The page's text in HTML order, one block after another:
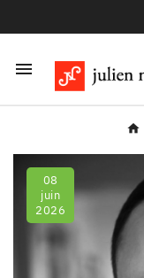

08
juin
2026